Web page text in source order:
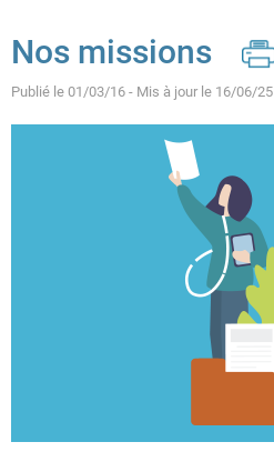
Nos missions
Publié le 01/03/16 - Mis à jour le 16/06/25